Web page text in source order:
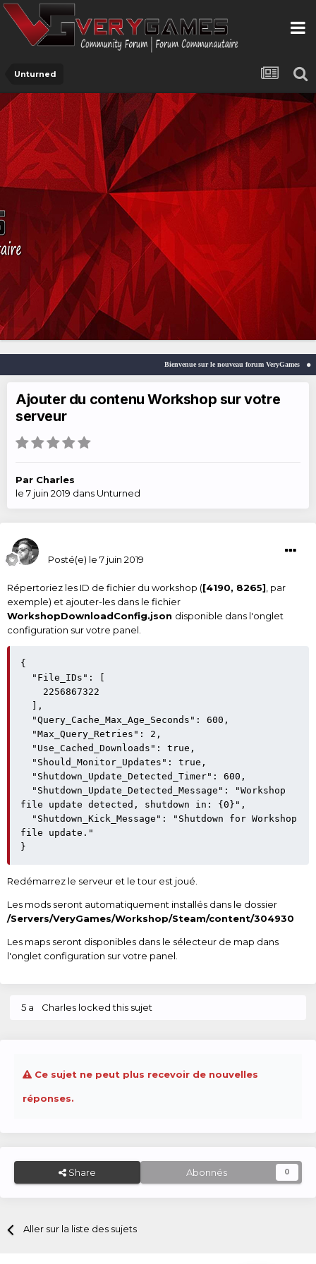
Unturned
Bienvenue sur le nouveau forum VeryGames
Ajouter du contenu Workshop sur votre
serveur
Par Charles
le 7 juin 2019 dans Unturned
Posté(e) le 7 juin 2019
Répertoriez les ID de fichier du workshop ([4190, 8265], par
exemple) et ajouter-les dans le fichier
WorkshopDownloadConfig.json disponible dans l'onglet
configuration sur votre panel.
{
file update detected, shutdown in: {0}",
file update."
}
Redémarrez le serveur et le tour est joué.
Les mods seront automatiquement installés dans le dossier
/Servers/VeryGames/Workshop/Steam/content/304930
Les maps seront disponibles dans le sélecteur de map dans
l'onglet configuration sur votre panel.
5 a Charles locked this sujet
Ce sujet ne peut plus recevoir de nouvelles
réponses.
Share Abonnés 0
Aller sur la liste des sujets